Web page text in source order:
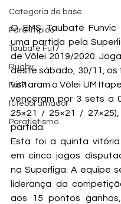
Categoria de base
Paralímpico
Taubaté Fut7
Rugby
Fut7
futebol amador
Paratletismo
O EMS Taubaté Funvic
uma partida pela
de Vôlei 2019/2020.
deste sábado, 30/11,
visitaram o Vôlei UM
venceram por 3 sets a
25×21 / 25×21 /
partida.
Esta foi a quinta
em cinco jogos
na Superliga. A equipe
liderança da
aos 15 pontos